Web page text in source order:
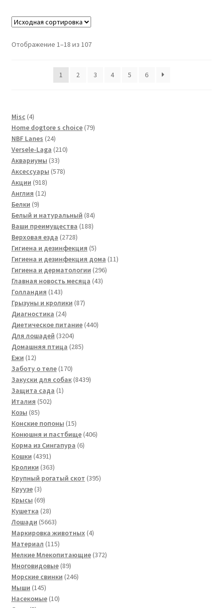
Отображение 1–18 из 107
1 2 3 4 5 6
Misc 44
товара
Home dogtore s choice 7979
NBF Lanes 2424
товара
Versele-Laga 210210
Аквариумы 3333
товара
Аксессуары 578578
Акции 918918
товаров
Англия 1212
Белки 99
товаров
Белый и натуральный 8484
товара
Ваши преимущества 188188
Верховая езда 27282728
товаров
Гигиена и дезинфекция 55
товаров
Гигиена и дезинфекция дома 1111
Гигиена и дерматологии 296296
Главная новость месяца 4343
Голландия 143143
товара
Грызуны и кролики 8787
Диагностика 2424
товара
Диетическое питание 440440
Для лошадей 32043204
товара
Домашняя птица 285285
Ежи 1212
товаров
Заботу о теле 170170
товаров
Закуски для собак 84398439
Защита сада 11
Италия 502502
Козы 8585
товаров
Конские попоны 1515
товаров
Конюшня и пастбище 406406
Корма из Сингапура 66
Кошки 43914391
товар
Кролики 363363
товара
Крупный рогатый скот 395395
Круузе 33
товара
Крысы 6969
товаров
Кушетка 2828
товаров
Лошади 56635663
товара
Маркировка животных 44
Материал 115115
товаров
Мелкие Млекопитающие 372372
Многовидовые 8989
товаров
Морские свинки 246246
Мыши 145145
товаров
Насекомые 1010